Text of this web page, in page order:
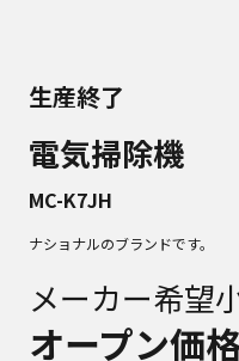
生産終了
電気掃除機
MC-K7JH
ナショナルのブランドです。
メーカー希望
オープン価